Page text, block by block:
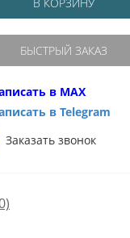
БЫСТРЫЙ ЗАКАЗ
в MAX
в Telegram
Заказать звонок